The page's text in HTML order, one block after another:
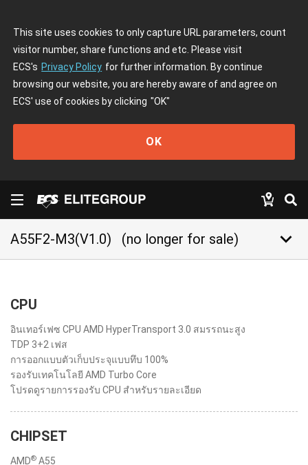
This site uses cookies to only capture URL parameters, count
visitor number, share functions and etc. Please visit
ECS's Privacy Policy for further information. By continue
browsing our website, you are hereby aware of and agree on
ECS' use of cookies by clicking "OK"
OK
A55F2-M3(V1.0) (no longer for sale) keyboard_arrow_down
CPU
อินเทอร์เฟซ CPU AMD HyperTransport 3.0 สมรรถนะสูง
TDP 3+2 เฟส
การออกแบบตัวเก็บประจุแบบทึบ 100%
รองรับเทคโนโลยี AMD Turbo Core
โปรดดูรายการรองรับ CPU สำหรับรายละเอียด
CHIPSET
AMD® A55